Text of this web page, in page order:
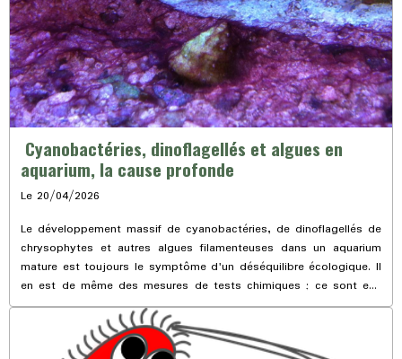
Cyanobactéries, dinoflagellés et algues en
aquarium, la cause profonde
Le 20/04/2026
Le développement massif de cyanobactéries, de dinoflagellés de
chrysophytes et autres algues filamenteuses dans un aquarium
mature est toujours le symptôme d'un déséquilibre écologique. Il
en est de même des mesures de tests chimiques ; ce sont eux
aussi des sympômes et non la cause véritable et originelle des
algues. Tout cela s'explique quand on approche le problème
sous l'angle de l'écologie fonctionnelle en un aquarium.